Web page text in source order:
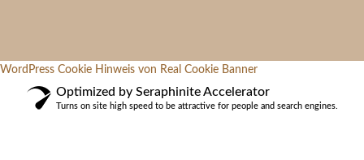
WordPress Cookie Hinweis von Real Cookie Banner
Optimized by Seraphinite Accelerator
Turns on site high speed to be attractive for people and search engines.